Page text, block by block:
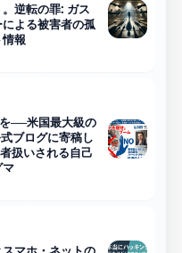
逆転の罪: ガス
よる被害者の孤
報
──米国最大級の
ブログに寄稿し
扱いされる自己